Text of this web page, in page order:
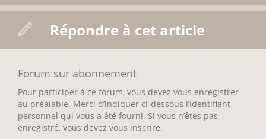
Répondre à cet article
Forum sur abonnement
Pour participer à ce forum, vous devez vous enregistrer
au préalable. Merci d’indiquer ci-dessous l’identifiant
personnel qui vous a été fourni. Si vous n’êtes pas
enregistré, vous devez vous inscrire.